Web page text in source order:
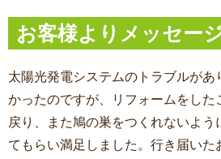
お客様よりメッセー
太陽光発電システムのトラブルがあ
かったのですが、リフォームをした
戻り、また鳩の巣をつくれないよう
てもらい満足しました。行き届いた